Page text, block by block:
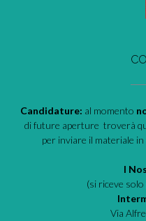
Candidature: al momento
di future aperture troverà
per inviare il materiale
I
(si riceve
Via